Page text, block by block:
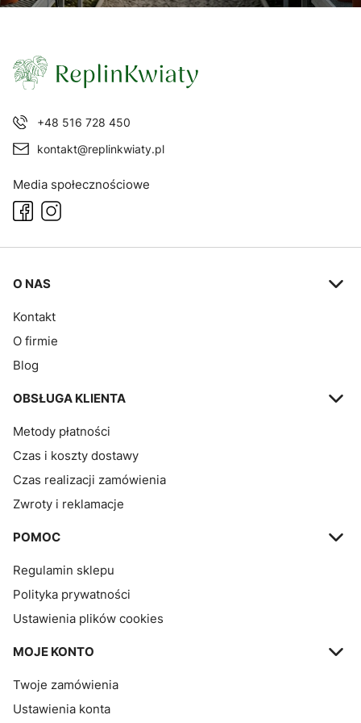
+48 516 728 450
kontakt@replinkwiaty.pl
Media społecznościowe
Linki w stopce
O NAS
Kontakt
O firmie
Blog
OBSŁUGA KLIENTA
Metody płatności
Czas i koszty dostawy
Czas realizacji zamówienia
Zwroty i reklamacje
POMOC
Regulamin sklepu
Polityka prywatności
Ustawienia plików cookies
MOJE KONTO
Twoje zamówienia
Ustawienia konta